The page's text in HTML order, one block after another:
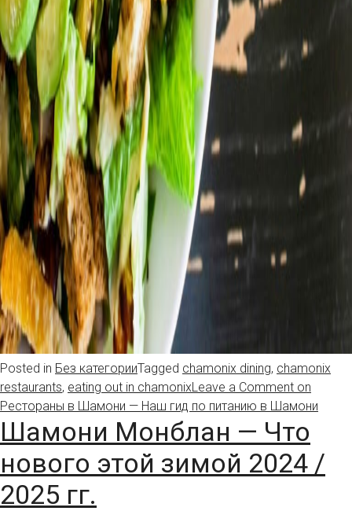
Posted in Без категорииTagged chamonix dining, chamonix
restaurants, eating out in chamonixLeave a Comment on
Рестораны в Шамони — Наш гид по питанию в Шамони
Шамони Монблан — Что
нового этой зимой 2024 /
2025 гг.